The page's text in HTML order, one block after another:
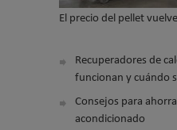
El precio del pellet
Recuperadores de
funcionan y cuándo
Consejos para
acondicionado